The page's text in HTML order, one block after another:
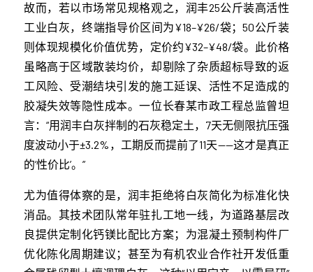
故而，若以市场常见规格观之，润丰25公斤装高活性
工业白灰，终端指导价区间为¥18–¥26/袋；50公斤装
则体现规模化价值优势，定价约¥32–¥48/袋。此价格
虽略高于区域散装均价，却剔除了杂质超标导致的返
工风险、受潮结块引发的施工延误、活性不足造成的
胶凝失效等隐性成本。一位长春某市政工程总监曾坦
言：“用润丰白灰拌制的石灰稳定土，7天无侧限抗压强
度波动小于±3.2%，工期反而提前了11天——这才是真正
的‘性价比’。”
尤为值得体察的是，润丰拒绝将白灰简化为标准化快
消品。其技术团队常年驻扎工地一线，为道路基层改
良提供定制化钙镁比配比方案；为混凝土预制构件厂
优化陈化周期建议；甚至为有机农业合作社开发低重